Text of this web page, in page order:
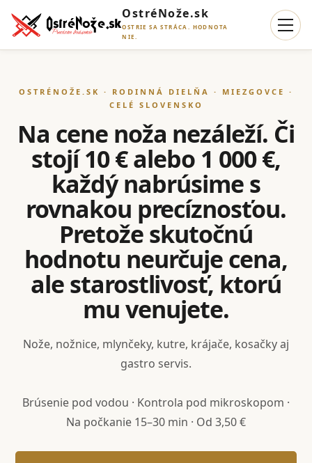
OstréNože.sk
OSTRIE SA STRÁCA. HODNOTA
NIE.
OSTRÉNOŽE.SK · RODINNÁ DIELŇA · MIEZGOVCE ·
CELÉ SLOVENSKO
Na cene noža nezáleží. Či
stojí 10 € alebo 1 000 €,
každý nabrúsime s
rovnakou precíznosťou.
Pretože skutočnú
hodnotu neurčuje cena,
ale starostlivosť, ktorú
mu venujete.
Nože, nožnice, mlynčeky, kutre, krájače, kosačky aj
gastro servis.
Brúsenie pod vodou · Kontrola pod mikroskopom ·
Na počkanie 15–30 min · Od 3,50 €